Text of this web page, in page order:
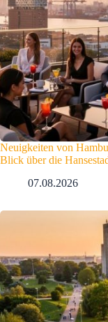
Neuigkeiten von
Blick über die
07.08.2026